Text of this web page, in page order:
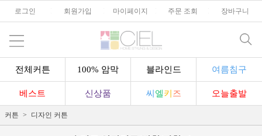
로그인 회원가입 마이페이지 주문 조회 장바구니
전체커튼 100% 암막 블라인드 여름침구
베스트 신상품 씨 엘키 즈 오늘출발
커튼 디자인 커튼